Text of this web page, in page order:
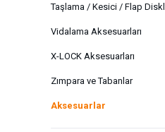
Taşlama / Kesici / Flap
Vidalama Aksesuarları
X-LOCK Aksesuarları
Zımpara ve Tabanlar
Aksesuarlar